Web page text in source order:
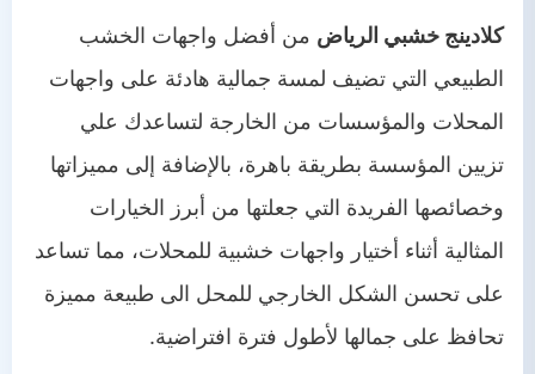
اتصل بنا
كلادينج خشبي الرياض من أفضل واجهات الخشب
الطبيعي التي تضيف لمسة جمالية هادئة على واجهات
المحلات والمؤسسات من الخارجة لتساعدك علي
تزيين المؤسسة بطريقة باهرة، بالإضافة إلى مميزاتها
وخصائصها الفريدة التي جعلتها من أبرز الخيارات
المثالية أثناء أختيار واجهات خشبية للمحلات، مما تساعد
على تحسن الشكل الخارجي للمحل الى طبيعة مميزة
تحافظ على جمالها لأطول فترة افتراضية.